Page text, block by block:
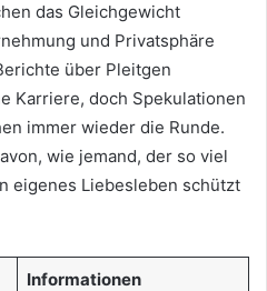
das Gleichgewicht
und Privatsphäre
über Pleitgen
Karriere, doch Spekulationen
immer wieder die Runde.
wie jemand, der so viel
eigenes Liebesleben schützt
Informationen